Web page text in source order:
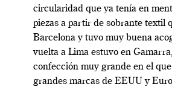
circularidad que ya tenía en
piezas a partir de sobrante textil
Barcelona y tuvo muy buena
vuelta a Lima estuvo en
confección muy grande en el
grandes marcas de EEUU y